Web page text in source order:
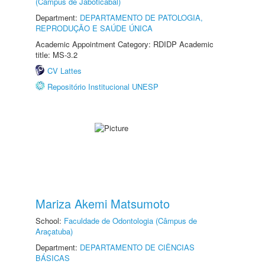
Department: DEPARTAMENTO DE PATOLOGIA,
REPRODUÇÃO E SAÚDE ÚNICA
Academic Appointment Category: RDIDP Academic
title: MS-3.2
CV Lattes
Repositório Institucional UNESP
Mariza Akemi Matsumoto
School: Faculdade de Odontologia (Câmpus de
Araçatuba)
Department: DEPARTAMENTO DE CIÊNCIAS
BÁSICAS